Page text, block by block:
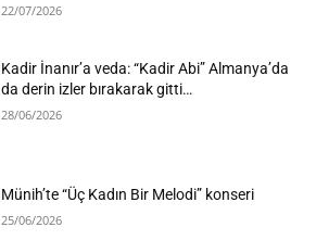
22/07/2026
Kadir İnanır’a veda: “Kadir Abi” Almanya’da
da derin izler bırakarak gitti…
28/06/2026
Münih’te “Üç Kadın Bir Melodi” konseri
25/06/2026